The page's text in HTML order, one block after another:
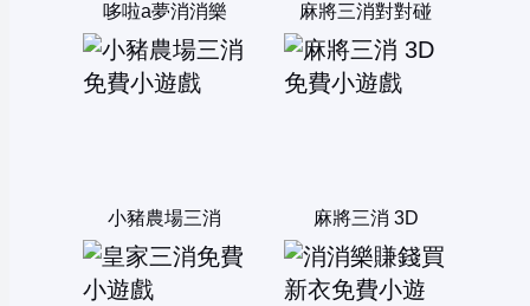
哆啦a夢消消樂 麻將三消對對碰
小豬農場三消 麻將三消 3D